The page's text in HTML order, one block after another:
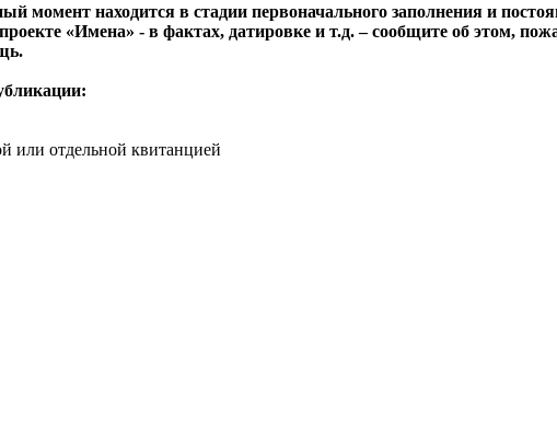
находится в стадии первоначального заполнения и
«Имена» - в фактах, датировке и т.д. – сообщите об этом,
или отдельной квитанцией